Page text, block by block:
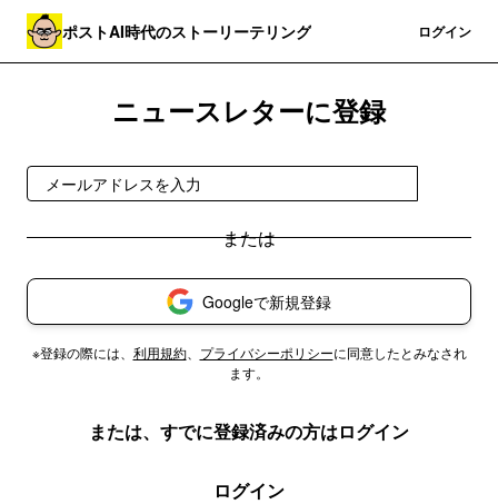
ポストAI時代のストーリーテリング ログイン
ニュースレターに登録
Googleで新規登録
※登録の際には、 利用規約、 プライバシーポリシーに同意したとみなされ
ます。
または、すでに登録済みの方はログイン
ログイン